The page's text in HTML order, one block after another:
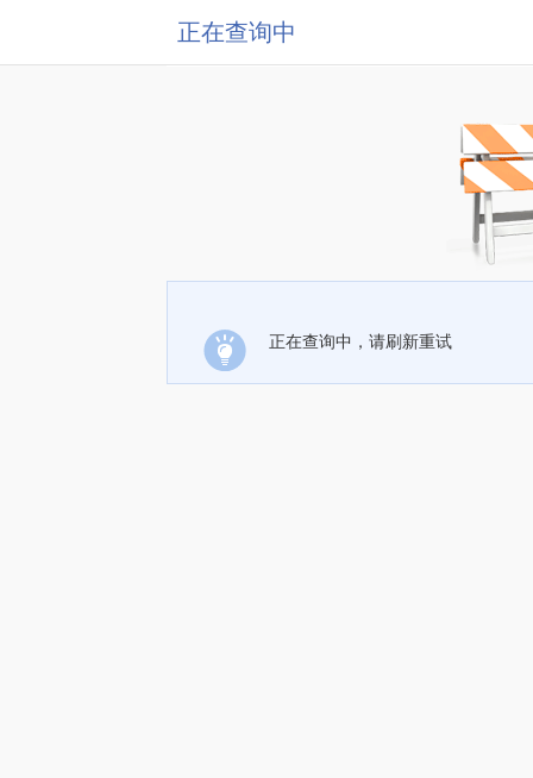
正在查询中
正在查询中，请刷新重试